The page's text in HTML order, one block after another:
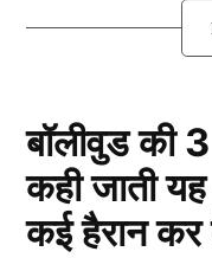
Harbhajan
बॉलीवुड की
कही जाती
कई हैरान कर